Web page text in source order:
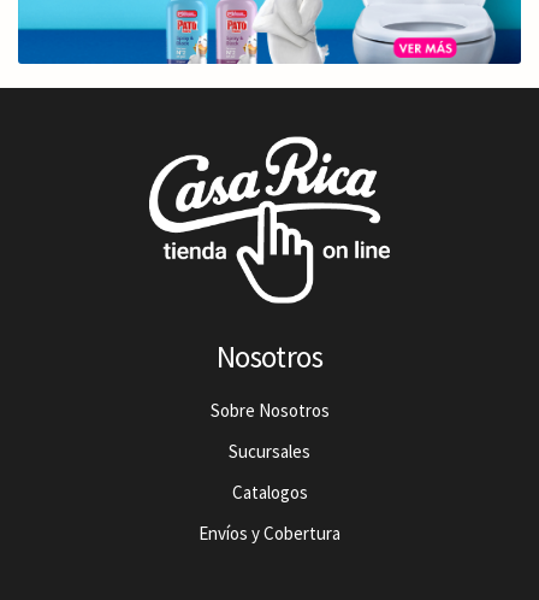
Nosotros
Sobre Nosotros
Sucursales
Catalogos
Envíos y Cobertura